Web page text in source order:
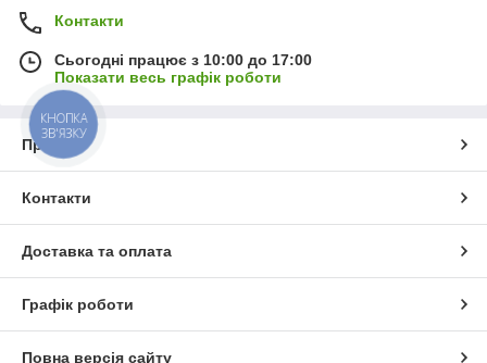
Контакти
Сьогодні працює з 10:00 до 17:00
Показати весь графік роботи
Про нас
Контакти
Доставка та оплата
Графік роботи
Повна версія сайту
КНОПКА
ЗВ'ЯЗКУ